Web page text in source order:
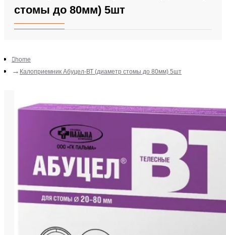
стомы до 80мм) 5шт
home
Калоприемник Абуцел-ВТ (диаметр стомы до 80мм) 5шт